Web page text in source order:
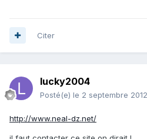
Citer
lucky2004
Posté(e) le 2 septembre 2012
http://www.neal-dz.net/